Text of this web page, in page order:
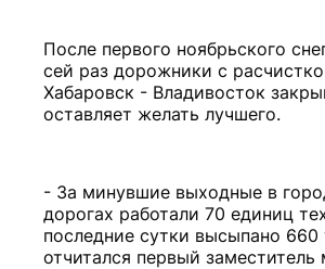
После первого ноябрьского
сей раз дорожники с
Хабаровск - Владивосток
оставляет желать лучшего.
- За минувшие выходные в
дорогах работали 70 единиц
последние сутки высыпано
отчитался первый